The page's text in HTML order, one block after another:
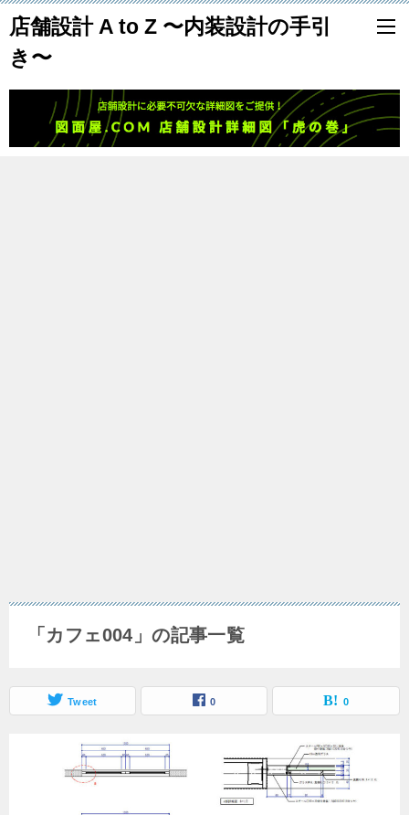
店舗設計 A to Z 〜内装設計の手引
き〜
「カフェ004」の記事一覧
Tweet 0 0